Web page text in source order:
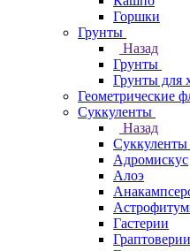
Горшки
Грунты
Назад
Грунты
Грунты для
Геометрические
Суккуленты
Назад
Суккуленты
Адромискус
Алоэ
Гастерии
Граптоверии